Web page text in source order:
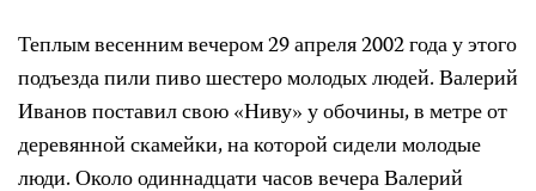
Теплым весенним вечером 29 апреля 2002 года у этого
подъезда пили пиво шестеро молодых людей. Валерий
Иванов поставил свою «Ниву» у обочины, в метре от
деревянной скамейки, на которой сидели молодые
люди. Около одиннадцати часов вечера Валерий